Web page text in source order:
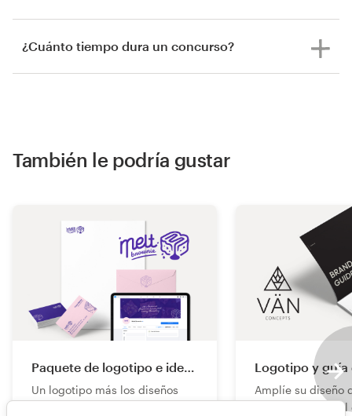
¿Cuánto tiempo dura un concurso?
También le podría gustar
Paquete de logotipo e identidad de marca
Un logotipo más los diseños
Logotipo y guía
Amplíe su diseño
en una marca